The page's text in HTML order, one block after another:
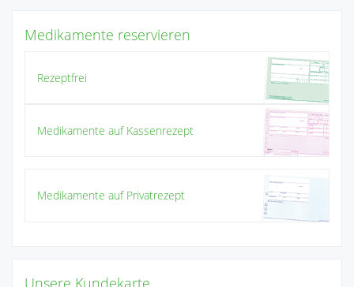
Medikamente reservieren
Rezeptfrei
Medikamente auf Kassenrezept
Medikamente auf Privatrezept
Unsere Kundekarte